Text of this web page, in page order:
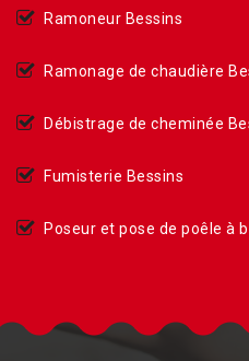
Ramoneur Bessins
Ramonage de chaudière
Débistrage de cheminée
Fumisterie Bessins
Poseur et pose de poêle à